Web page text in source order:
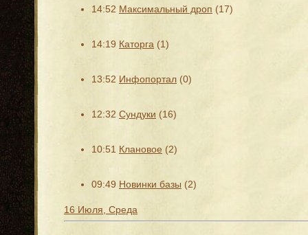
14:52 Максимальный дроп (17)
14:19 Каторга (1)
13:52 Инфопортал (0)
12:32 Сундуки (16)
10:51 Клановое (2)
09:49 Новинки базы (2)
16 Июля, Среда